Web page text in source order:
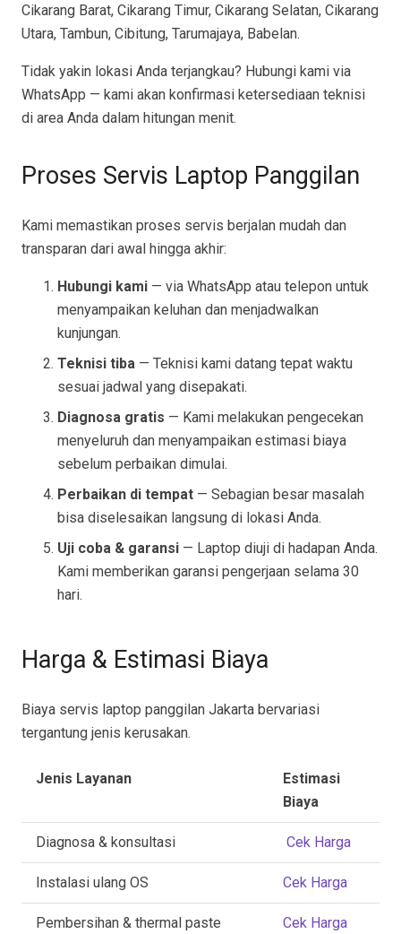
Cikarang Barat, Cikarang Timur, Cikarang Selatan, Cikarang
Utara, Tambun, Cibitung, Tarumajaya, Babelan.
Tidak yakin lokasi Anda terjangkau? Hubungi kami via
WhatsApp — kami akan konfirmasi ketersediaan teknisi
di area Anda dalam hitungan menit.
Proses Servis Laptop Panggilan
Kami memastikan proses servis berjalan mudah dan
transparan dari awal hingga akhir:
Hubungi kami — via WhatsApp atau telepon untuk
menyampaikan keluhan dan menjadwalkan
kunjungan.
Teknisi tiba — Teknisi kami datang tepat waktu
sesuai jadwal yang disepakati.
Diagnosa gratis — Kami melakukan pengecekan
menyeluruh dan menyampaikan estimasi biaya
sebelum perbaikan dimulai.
Perbaikan di tempat — Sebagian besar masalah
bisa diselesaikan langsung di lokasi Anda.
Uji coba & garansi — Laptop diuji di hadapan Anda.
Kami memberikan garansi pengerjaan selama 30
hari.
Harga & Estimasi Biaya
Biaya servis laptop panggilan Jakarta bervariasi
tergantung jenis kerusakan.
Jenis Layanan
Estimasi
Biaya
Diagnosa & konsultasi Cek Harga
Instalasi ulang OS Cek Harga
Pembersihan & thermal paste Cek Harga